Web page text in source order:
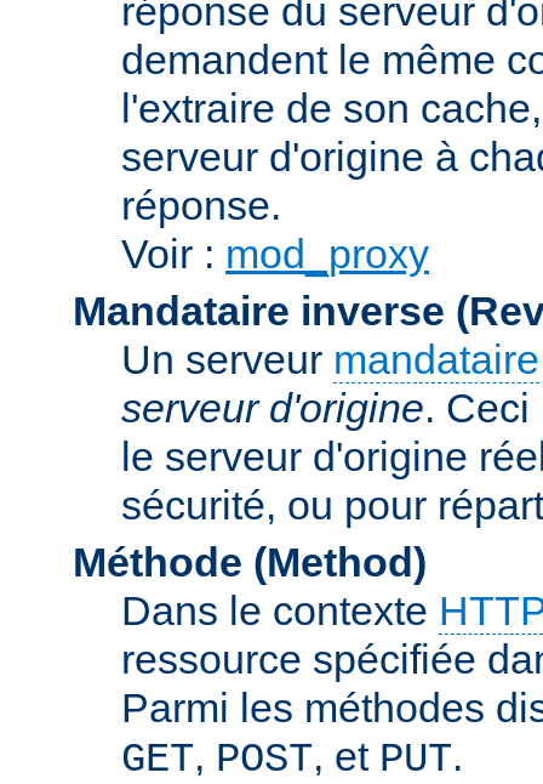
réponse du serveur
demandent le même
l'extraire de son
serveur d'origine à
réponse.
Voir : mod_proxy
Mandataire inverse
Un serveur mandataire
serveur d'origine.
le serveur d'origine
sécurité, ou pour
Méthode (Method)
Dans le contexte HTTP
ressource spécifiée
Parmi les méthodes
GET, POST, et PUT.